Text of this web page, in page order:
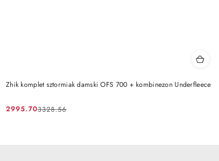
Zhik komplet sztormiak damski OFS 700 + kombinezon Underfleece
Cena
2995.70
Cena
3328.56